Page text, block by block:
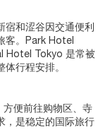
宿和涩谷因交通便利
客。Park Hotel
Hotel Tokyo 是常被
行程安排。
方便前往购物区、寺
，是稳定的国际旅行